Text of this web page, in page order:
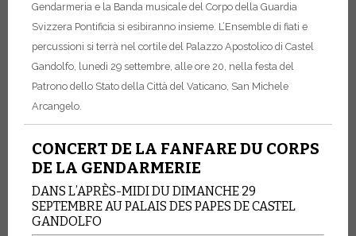
Gendarmeria e la Banda musicale del Corpo della Guardia
Svizzera Pontificia si esibiranno insieme. L’Ensemble di fiati e
percussioni si terrà nel cortile del Palazzo Apostolico di Castel
Gandolfo, lunedì 29 settembre, alle ore 20, nella festa del
Patrono dello Stato della Città del Vaticano, San Michele
Arcangelo.
CONCERT DE LA FANFARE DU CORPS
DE LA GENDARMERIE
DANS L’APRÈS-MIDI DU DIMANCHE 29
SEPTEMBRE AU PALAIS DES PAPES DE CASTEL
GANDOLFO